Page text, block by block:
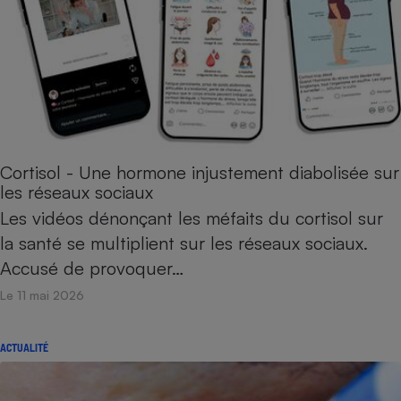
Cortisol - Une hormone injustement diabolisée sur
les réseaux sociaux
Les vidéos dénonçant les méfaits du cortisol sur
la santé se multiplient sur les réseaux sociaux.
Accusé de provoquer…
Le 11 mai 2026
ACTUALITÉ